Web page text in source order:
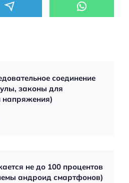
соединение
законы для
напряжения)
не до 100 процентов
андроид смартфонов)